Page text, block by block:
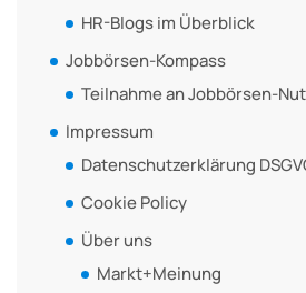
HR-Blogs im Überblick
Jobbörsen-Kompass
Teilnahme an Jobbörsen-
Impressum
Datenschutzerklärung
Cookie Policy
Über uns
Markt+Meinung